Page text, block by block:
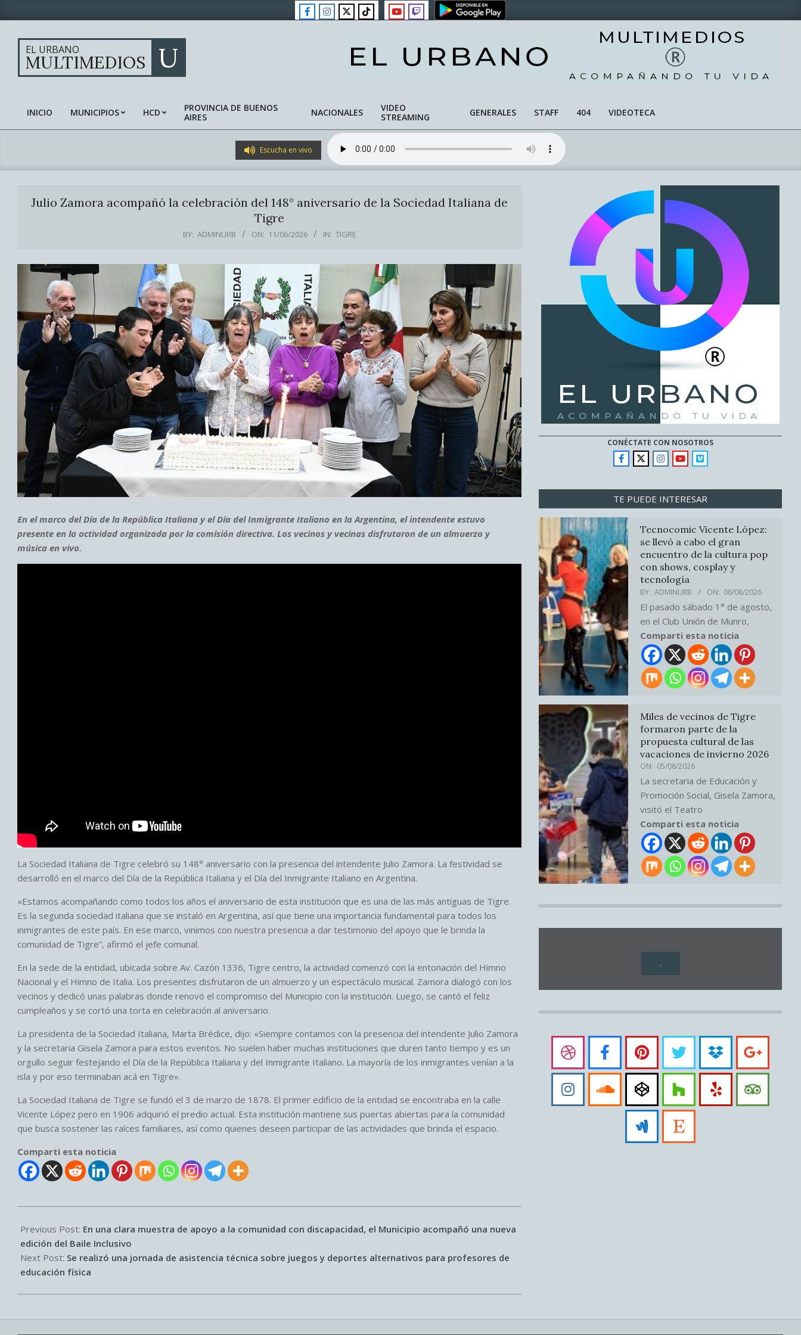
to
content
EL URBANO
MULTIMEDIOS U
Primary
Navigation
INICIO MUNICIPIOS HCD
PROVINCIA DE BUENOS
AIRES
NACIONALES
VIDEO
STREAMING
GENERALES STAFF 404 VIDEOTECA
Escucha en vivo
Julio Zamora acompañó la celebración del 148° aniversario de la Sociedad Italiana de
Tigre
BY: ADMINURB ON: 11/06/2026 IN: TIGRE
En el marco del Día de la República Italiana y el Día del Inmigrante Italiano en la Argentina, el intendente estuvo
presente en la actividad organizada por la comisión directiva. Los vecinos y vecinas disfrutaron de un almuerzo y
música en vivo.
La Sociedad Italiana de Tigre celebró su 148° aniversario con la presencia del intendente Julio Zamora. La festividad se
desarrolló en el marco del Día de la República Italiana y el Día del Inmigrante Italiano en Argentina.
«Estamos acompañando como todos los años el aniversario de esta institución que es una de las más antiguas de Tigre.
Es la segunda sociedad italiana que se instaló en Argentina, así que tiene una importancia fundamental para todos los
inmigrantes de este país. En ese marco, vinimos con nuestra presencia a dar testimonio del apoyo que le brinda la
comunidad de Tigre”, afirmó el jefe comunal.
En la sede de la entidad, ubicada sobre Av. Cazón 1336, Tigre centro, la actividad comenzó con la entonación del Himno
Nacional y el Himno de Italia. Los presentes disfrutaron de un almuerzo y un espectáculo musical. Zamora dialogó con los
vecinos y dedicó unas palabras donde renovó el compromiso del Municipio con la institución. Luego, se cantó el feliz
cumpleaños y se cortó una torta en celebración al aniversario.
La presidenta de la Sociedad Italiana, Marta Brédice, dijo: «Siempre contamos con la presencia del intendente Julio Zamora
y la secretaria Gisela Zamora para estos eventos. No suelen haber muchas instituciones que duren tanto tiempo y es un
orgullo seguir festejando el Día de la República Italiana y del Inmigrante Italiano. La mayoría de los inmigrantes venían a la
isla y por eso terminaban acá en Tigre».
La Sociedad Italiana de Tigre se fundó el 3 de marzo de 1878. El primer edificio de la entidad se encontraba en la calle
Vicente López pero en 1906 adquirió el predio actual. Esta institución mantiene sus puertas abiertas para la comunidad
que busca sostener las raíces familiares, así como quienes deseen participar de las actividades que brinda el espacio.
Comparti esta noticia
06-
11
Previous Post: En una clara muestra de apoyo a la comunidad con discapacidad, el Municipio acompañó una nueva
edición del Baile Inclusivo
Next Post: Se realizó una jornada de asistencia técnica sobre juegos y deportes alternativos para profesores de
educación física
CONÉCTATE CON NOSOTROS
TE PUEDE INTERESAR
Tecnocomic Vicente López:
se llevó a cabo el gran
encuentro de la cultura pop
con shows, cosplay y
tecnología
BY: ADMINURB ON: 06/08/2026
El pasado sábado 1° de agosto,
en el Club Unión de Munro,
Comparti esta noticia
Miles de vecinos de Tigre
formaron parte de la
propuesta cultural de las
vacaciones de invierno 2026
ON: 05/08/2026
La secretaria de Educación y
Promoción Social, Gisela Zamora,
visitó el Teatro
Comparti esta noticia
.